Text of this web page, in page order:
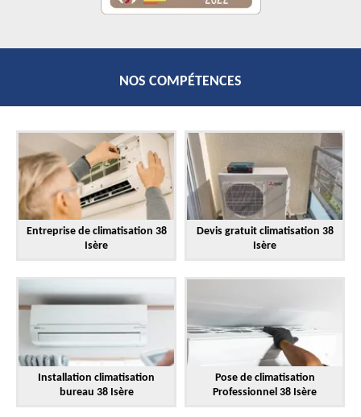
NOS COMPÉTENCES
Entreprise de climatisation 38
Isère
Devis gratuit climatisation 38
Isère
Installation climatisation
bureau 38 Isère
Pose de climatisation
Professionnel 38 Isère